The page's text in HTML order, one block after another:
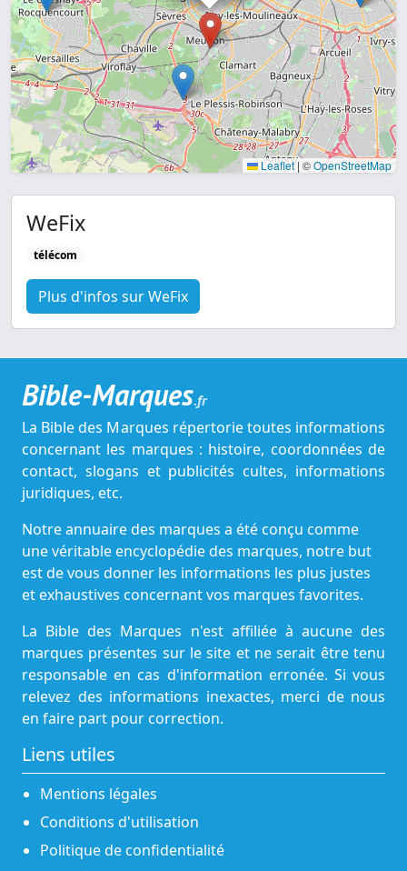
Leaflet | ©OpenStreetMap
WeFix
télécom
Plus d'infos sur WeFix
Bible-Marques.fr
La Bible des Marques répertorie toutes informations
concernant les marques : histoire, coordonnées de
contact, slogans et publicités cultes, informations
juridiques, etc.
Notre annuaire des marques a été conçu comme
une véritable encyclopédie des marques, notre but
est de vous donner les informations les plus justes
et exhaustives concernant vos marques favorites.
La Bible des Marques n'est affiliée à aucune des
marques présentes sur le site et ne serait être tenu
responsable en cas d'information erronée. Si vous
relevez des informations inexactes, merci de nous
en faire part pour correction.
Liens utiles
Mentions légales
Conditions d'utilisation
Politique de confidentialité